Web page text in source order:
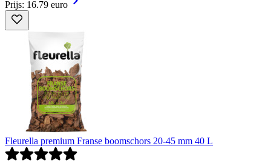
Prijs: 16.79 euro
Fleurella premium Franse boomschors 20-45 mm 40 L